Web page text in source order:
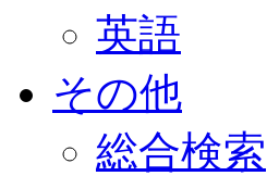
英語
その他
総合検索